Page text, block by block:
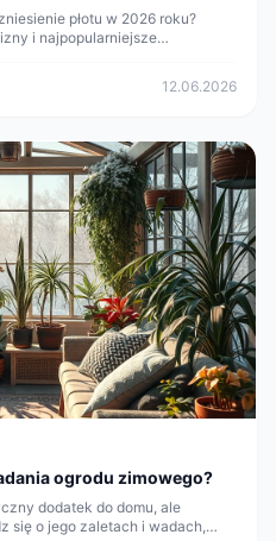
płotu w 2026 roku?
i najpopularniejsze
12.06.2026
ogrodu zimowego?
dodatek do domu, ale
się o jego zaletach i wadach,